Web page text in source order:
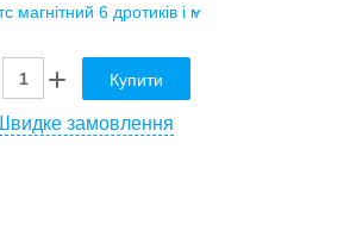
Купити
замовлення